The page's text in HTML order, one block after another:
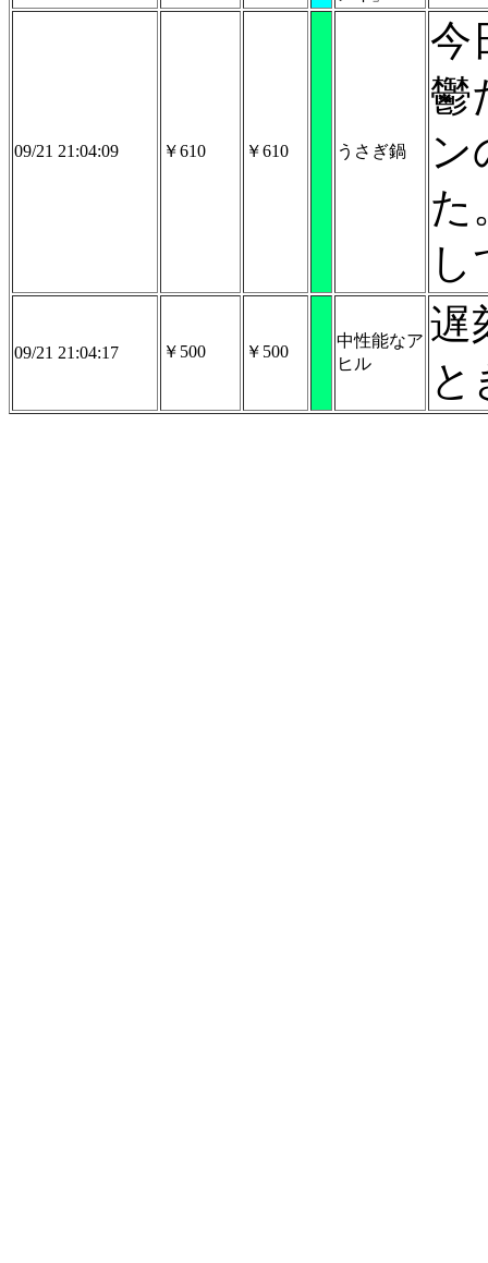
09/21 21:04:09 ￥610 ￥610 うさぎ鍋
今
鬱
ン
た
09/21 21:04:17 ￥500 ￥500
中性能なア
ヒル
遅
と